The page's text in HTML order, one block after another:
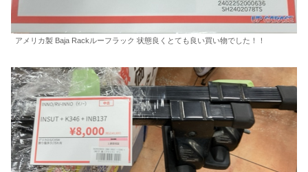
アメリカ製 Baja Rackルーフラック 状態良くとても良い買い物でした！！